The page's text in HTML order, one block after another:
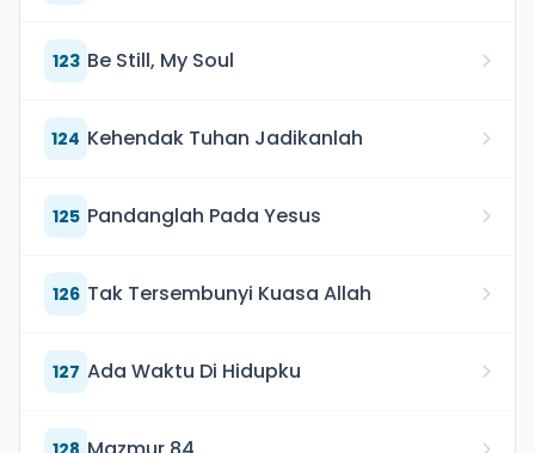
123 Be Still, My Soul
124 Kehendak Tuhan Jadikanlah
125 Pandanglah Pada Yesus
126 Tak Tersembunyi Kuasa Allah
127 Ada Waktu Di Hidupku